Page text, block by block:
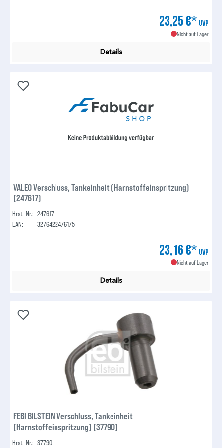
23,25 €* UVP
Nicht auf Lager
Details
VALEO Verschluss, Tankeinheit (Harnstoffeinspritzung)
(247617)
Hrst.-Nr.: 247617
EAN:
3276422476175
23,16 €* UVP
Nicht auf Lager
Details
FEBI BILSTEIN Verschluss, Tankeinheit
(Harnstoffeinspritzung) (37790)
Hrst.-Nr.: 37790